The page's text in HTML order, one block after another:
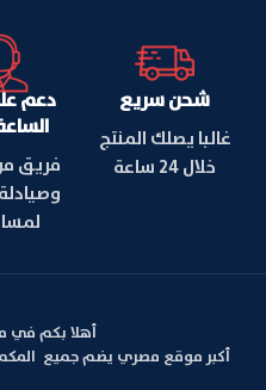
شحن سريع
غالبا يصلك المنتج
خلال 24 ساعة
دعم
الساعة
فريق
أهلا بكم في
أكبر موقع مصري يضم جميع